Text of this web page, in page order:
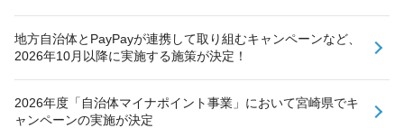
地方自治体とPayPayが連携して取り組むキャンペーンなど、
2026年10月以降に実施する施策が決定！
2026年度「自治体マイナポイント事業」において宮崎県でキ
ャンペーンの実施が決定